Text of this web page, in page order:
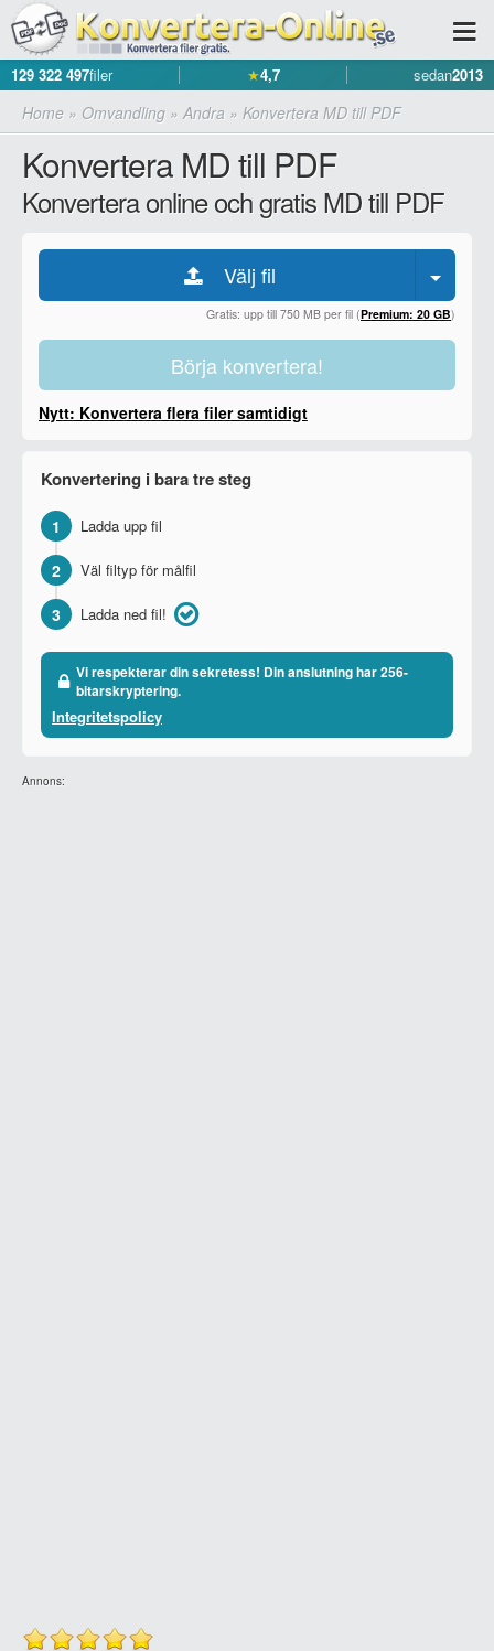
129 322 497filer ★4,7 sedan2013
Home » Omvandling » Andra » Konvertera MD till PDF
Konvertera MD till PDF
Konvertera online och gratis MD till PDF
Välj fil
Gratis: upp till 750 MB per fil (Premium: 20 GB)
Börja konvertera!
Nytt: Konvertera flera filer samtidigt
Konvertering i bara tre steg
1 Ladda upp fil
2 Väl filtyp för målfil
3 Ladda ned fil!
Vi respekterar din sekretess! Din anslutning har 256-
bitarskryptering.
Integritetspolicy
Annons: